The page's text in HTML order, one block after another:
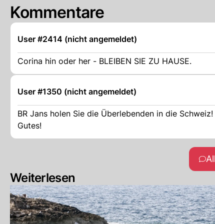
Kommentare
User #2414 (nicht angemeldet)
Corina hin oder her - BLEIBEN SIE ZU HAUSE.
User #1350 (nicht angemeldet)
BR Jans holen Sie die Überlebenden in die
Gutes!
Weiterlesen